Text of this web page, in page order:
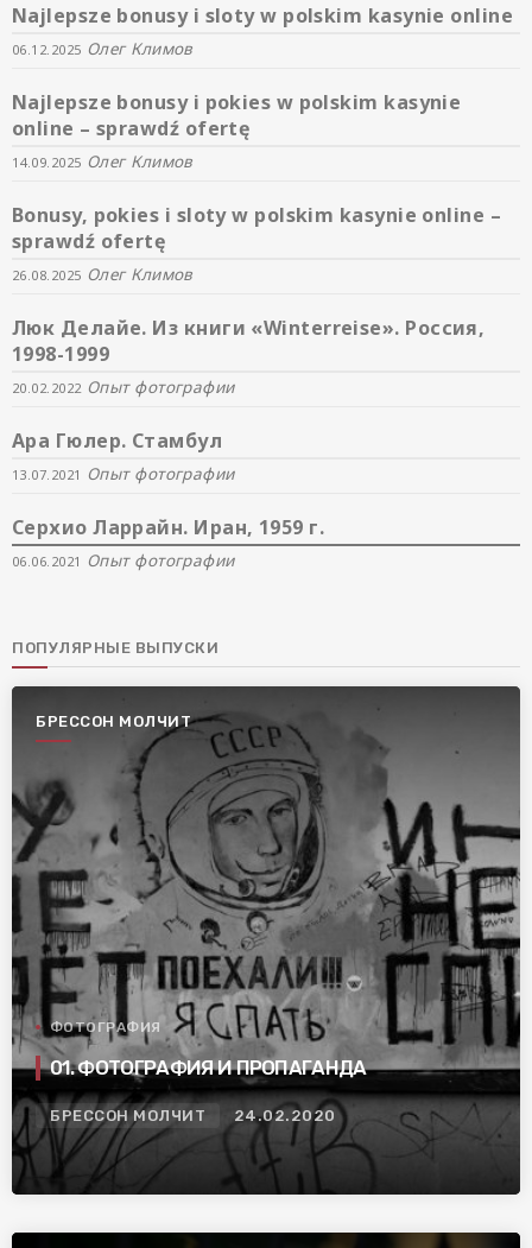
Najlepsze bonusy i sloty w polskim kasynie online
06.12.2025 Олег Климов
Najlepsze bonusy i pokies w polskim kasynie
online – sprawdź ofertę
14.09.2025 Олег Климов
Bonusy, pokies i sloty w polskim kasynie online –
sprawdź ofertę
26.08.2025 Олег Климов
Люк Делайе. Из книги «Winterreise». Россия,
1998-1999
20.02.2022 Опыт фотографии
Ара Гюлер. Стамбул
13.07.2021 Опыт фотографии
Серхио Ларрайн. Иран, 1959 г.
06.06.2021 Опыт фотографии
ПОПУЛЯРНЫЕ ВЫПУСКИ
БРЕССОН МОЛЧИТ
ФОТОГРАФИЯ
01. ФОТОГРАФИЯ И ПРОПАГАНДА
БРЕССОН МОЛЧИТ 24.02.2020